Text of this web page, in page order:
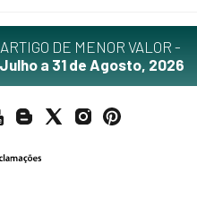
DE MENOR VALOR -
a 31 de Agosto, 2026